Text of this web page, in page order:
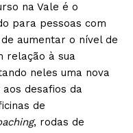
na Vale é o
para pessoas com
aumentar o nível de
relação à sua
neles uma nova
desafios da
de
, rodas de